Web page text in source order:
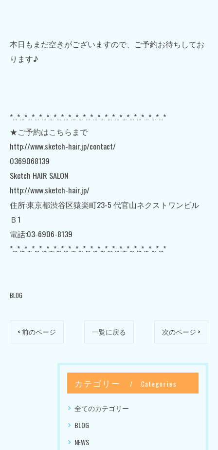
本日もまだ空きがございますので、ご予約お待ちしてお
ります♪
*…*…*…*…*…*…*…*…*…*…*…*…*…*…*…*…*…*…*…*…*…*
★ご予約はこちらまで
http://www.sketch-hair.jp/contact/
0369068139
Sketch HAIR SALON
http://www.sketch-hair.jp/
住所:東京都渋谷区猿楽町23-5 代官山ネクストワンビル
Ｂ1
電話:03-6906-8139
*…*…*…*…*…*…*…*…*…*…*…*…*…*…*…*…*…*…*…*…*…*
BLOG
< 前のページ 一覧に戻る 次のページ >
カテゴリー Categories
全てのカテゴリー
BLOG
NEWS